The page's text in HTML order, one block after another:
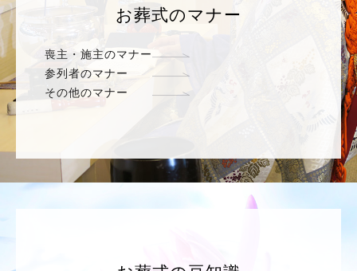
お葬式のマナー
喪主・施主のマナー
参列者のマナー
その他のマナー